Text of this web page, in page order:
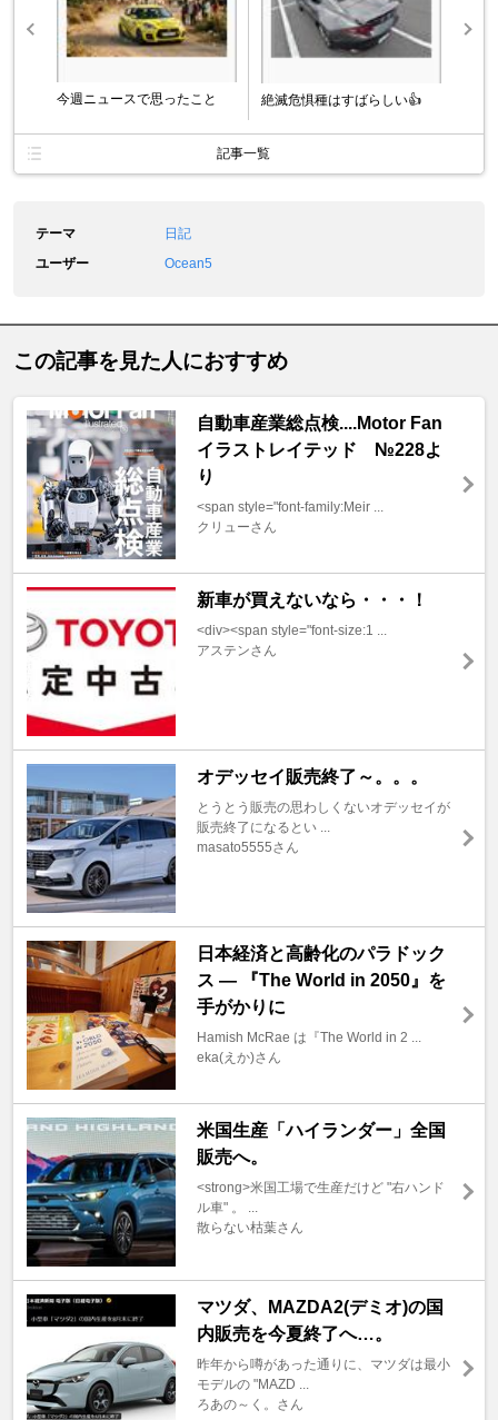
今週ニュースで思ったこと 絶滅危惧種はすばらしい👍
記事一覧
テーマ
日記
ユーザー
Ocean5
この記事を見た人におすすめ
自動車産業総点検....Motor Fan
イラストレイテッド №228よ
り
<span style="font-family:Meir ...
クリューさん
新車が買えないなら・・・！
<div><span style="font-size:1 ...
アステンさん
オデッセイ販売終了～。。。
とうとう販売の思わしくないオデッセイが
販売終了になるとい ...
masato5555さん
日本経済と高齢化のパラドック
ス ― 『The World in 2050』を
手がかりに
Hamish McRae は『The World in 2 ...
eka(えか)さん
米国生産「ハイランダー」全国
販売へ。
<strong>米国工場で生産だけど "右ハンド
ル車" 。 ...
散らない枯葉さん
マツダ、MAZDA2(デミオ)の国
内販売を今夏終了へ…。
昨年から噂があった通りに、マツダは最小
モデルの "MAZD ...
ろあの～く。さん